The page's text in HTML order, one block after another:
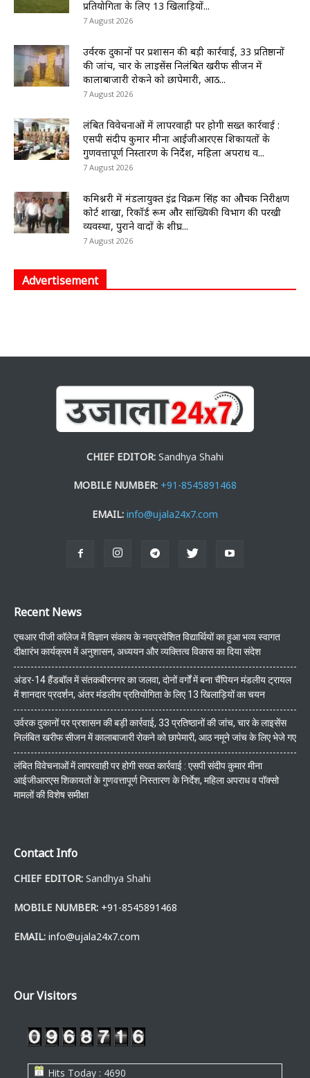
प्रतियोगिता के लिए 13 खिलाड़ियों...
7 August 2026
उर्वरक दुकानों पर प्रशासन की बड़ी कार्रवाई, 33 प्रतिष्ठानों
की जांच, चार के लाइसेंस निलंबित खरीफ सीजन में
कालाबाजारी रोकने को छापेमारी, आठ...
7 August 2026
लंबित विवेचनाओं में लापरवाही पर होगी सख्त कार्रवाई :
एसपी संदीप कुमार मीना आईजीआरएस शिकायतों के
गुणवत्तापूर्ण निस्तारण के निर्देश, महिला अपराध व...
7 August 2026
कमिश्नरी में मंडलायुक्त इंद्र विक्रम सिंह का औचक निरीक्षण
कोर्ट शाखा, रिकॉर्ड रूम और सांख्यिकी विभाग की परखी
व्यवस्था, पुराने वादों के शीघ्र...
7 August 2026
Advertisement
CHIEF EDITOR: Sandhya Shahi
MOBILE NUMBER: +91-8545891468
EMAIL: info@ujala24x7.com
Recent News
एचआर पीजी कॉलेज में विज्ञान संकाय के नवप्रवेशित विद्यार्थियों का हुआ भव्य स्वागत
दीक्षारंभ कार्यक्रम में अनुशासन, अध्ययन और व्यक्तित्व विकास का दिया संदेश
अंडर-14 हैंडबॉल में संतकबीरनगर का जलवा, दोनों वर्गों में बना चैंपियन मंडलीय ट्रायल
में शानदार प्रदर्शन, अंतर मंडलीय प्रतियोगिता के लिए 13 खिलाड़ियों का चयन
उर्वरक दुकानों पर प्रशासन की बड़ी कार्रवाई, 33 प्रतिष्ठानों की जांच, चार के लाइसेंस
निलंबित खरीफ सीजन में कालाबाजारी रोकने को छापेमारी, आठ नमूने जांच के लिए भेजे गए
लंबित विवेचनाओं में लापरवाही पर होगी सख्त कार्रवाई : एसपी संदीप कुमार मीना
आईजीआरएस शिकायतों के गुणवत्तापूर्ण निस्तारण के निर्देश, महिला अपराध व पॉक्सो
मामलों की विशेष समीक्षा
Contact Info
CHIEF EDITOR: Sandhya Shahi
MOBILE NUMBER: +91-8545891468
EMAIL: info@ujala24x7.com
Our Visitors
Hits Today : 4690